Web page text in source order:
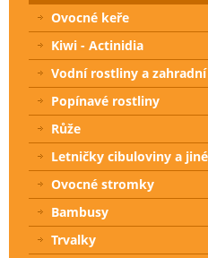
Ovocné keře
Kiwi - Actinidia
Vodní rostliny a
Popínavé rostliny
Růže
Letničky cibuloviny a jiné
Ovocné stromky
Bambusy
Trvalky